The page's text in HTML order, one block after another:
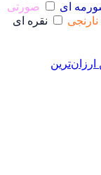
ای
صورتی
نارنجی
نقره ای
ارزان‌ترین